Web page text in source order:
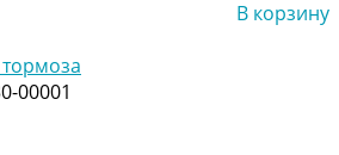
В корзину
00001